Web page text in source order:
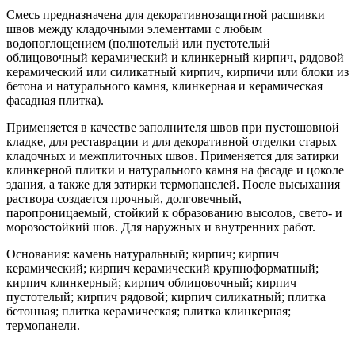
Смесь предназначена для декоративнозащитной расшивки
швов между кладочными элементами с любым
водопоглощением (полнотелый или пустотелый
облицовочный керамический и клинкерный кирпич, рядовой
керамический или силикатный кирпич, кирпичи или блоки из
бетона и натурального камня, клинкерная и керамическая
фасадная плитка).
Применяется в качестве заполнителя швов при пустошовной
кладке, для реставрации и для декоративной отделки старых
кладочных и межплиточных швов. Применяется для затирки
клинкерной плитки и натурального камня на фасаде и цоколе
здания, а также для затирки термопанелей. После высыхания
раствора создается прочный, долговечный,
паропроницаемый, стойкий к образованию высолов, свето- и
морозостойкий шов. Для наружных и внутренних работ.
Основания: камень натуральный; кирпич; кирпич
керамический; кирпич керамический крупноформатный;
кирпич клинкерный; кирпич облицовочный; кирпич
пустотелый; кирпич рядовой; кирпич силикатный; плитка
бетонная; плитка керамическая; плитка клинкерная;
термопанели.